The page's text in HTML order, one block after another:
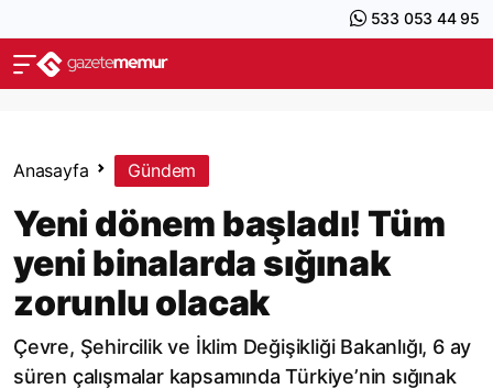
533 053 44 95
Anasayfa Gündem
Yeni dönem başladı! Tüm
yeni binalarda sığınak
zorunlu olacak
Çevre, Şehircilik ve İklim Değişikliği Bakanlığı, 6 ay
süren çalışmalar kapsamında Türkiye’nin sığınak